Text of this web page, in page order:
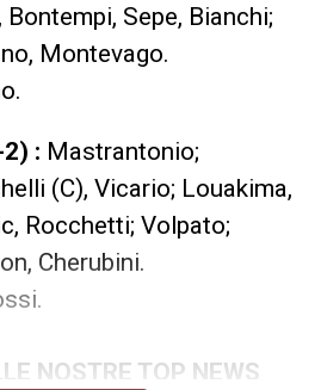
Sepe, Bianchi;
Montevago.
: Mastrantonio;
(C), Vicario; Louakima,
Rocchetti; Volpato;
Cherubini.
NOSTRE TOP NEWS